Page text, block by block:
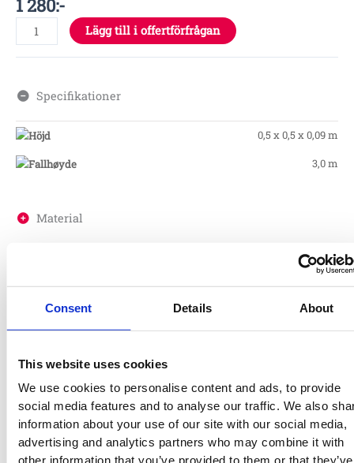
Consent Details About
This website uses cookies
We use cookies to personalise content and ads, to provide
social media features and to analyse our traffic. We also
information about your use of our site with our social media,
advertising and analytics partners who may combine it with
1 280:-
Lägg till i offertförfrågan
Specifikationer
0,5 x 0,5 x 0,09 m
3,0 m
Material
på hemsidan.
Mer information om produkten, klicka här